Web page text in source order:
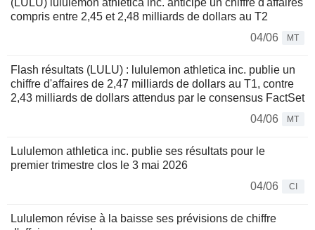
(LULU) lululemon athletica inc. anticipe un chiffre d'affaires
compris entre 2,45 et 2,48 milliards de dollars au T2
04/06
MT
Flash résultats (LULU) : lululemon athletica inc. publie un
chiffre d'affaires de 2,47 milliards de dollars au T1, contre
2,43 milliards de dollars attendus par le consensus FactSet
04/06
MT
Lululemon athletica inc. publie ses résultats pour le
premier trimestre clos le 3 mai 2026
04/06
CI
Lululemon révise à la baisse ses prévisions de chiffre